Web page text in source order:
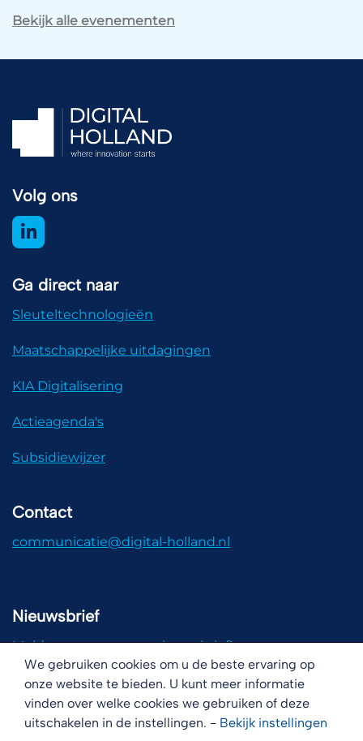
We gebruiken cookies om u de beste ervaring op
onze website te bieden. U kunt meer informatie
vinden over welke cookies we gebruiken of deze
uitschakelen in de instellingen. - Bekijk instellingen
Bekijk alle evenementen
Volg ons
Ga direct naar
Sleuteltechnologieën
Maatschappelijke uitdagingen
KIA Digitalisering
Actieagenda's
Subsidiewijzer
Contact
communicatie@digital-holland.nl
Nieuwsbrief
Meld u aan voor onze nieuwsbrief!